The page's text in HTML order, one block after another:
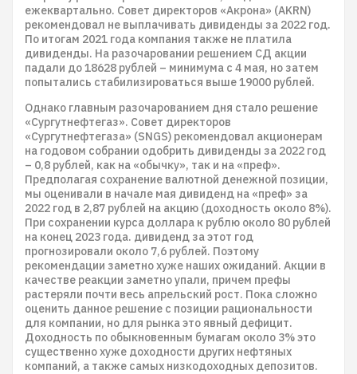
ежеквартально. Совет директоров «Акрона» (AKRN)
рекомендовал не выплачивать дивиденды за 2022 год.
По итогам 2021 года компания также не платила
дивиденды. На разочаровании решением СД акции
падали до 18628 рублей – минимума с 4 мая, но затем
попытались стабилизироваться выше 19000 рублей.
Однако главным разочарованием дня стало решение
«Сургутнефтегаз». Совет директоров
«Сургутнефтегаза» (SNGS) рекомендовал акционерам
на годовом собрании одобрить дивиденды за 2022 год
– 0,8 рублей, как на «обычку», так и на «преф».
Предполагая сохранение валютной денежной позиции,
мы оценивали в начале мая дивиденд на «преф» за
2022 год в 2,87 рублей на акцию (доходность около 8%).
При сохранении курса доллара к рублю около 80 рублей
на конец 2023 года. дивиденд за этот год
прогнозировали около 7,6 рублей. Поэтому
рекомендации заметно хуже наших ожиданий. Акции в
качестве реакции заметно упали, причем префы
растеряли почти весь апрельский рост. Пока сложно
оценить данное решение с позиции рациональности
для компании, но для рынка это явный дефицит.
Доходность по обыкновенным бумагам около 3% это
существенно хуже доходности других нефтяных
компаний, а также самых низкодоходных депозитов.